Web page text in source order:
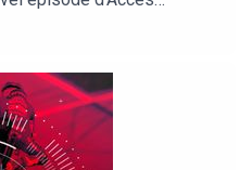
sur les Grands Prix
Delisse. Avec une large
de Jorge Martin et
également sur la
le succès du GP de
week-end de Fabio
les sujets brulants qui